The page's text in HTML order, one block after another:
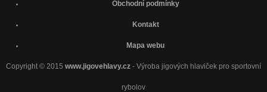
Obchodní podmínky
Kontakt
Mapa webu
Copyright © 2015 www.jigovehlavy.cz - Výroba jigových hlaviček pro sportovní
rybolov